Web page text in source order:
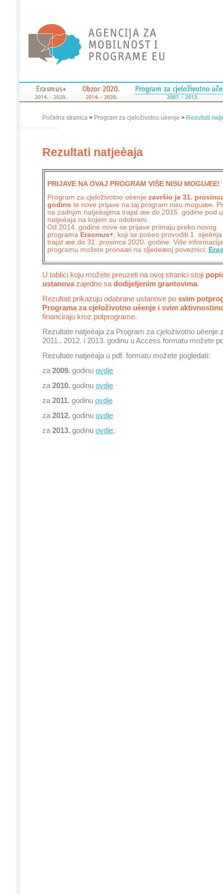
Početna stranica > Program za cjeloživotno uèenje > Rezultati
Rezultati natjeèaja
PRIJAVE NA OVAJ PROGRAM VIŠE NISU MOGUÆE!
Program za cjeloživotno uèenje završio je 31.
godine te nove prijave na taj program nisu moguæe.
na zadnjim natjeèajima trajat æe do 2015. godine pod
natjeèaja na kojem su odobreni.
Od 2014. godine nove se prijave primaju preko novog
programa Erasmus+, koji se poèeo provoditi 1.
trajat æe do 31. prosinca 2020. godine. Više
programu možete pronaæi na sljedeæoj poveznici:
U tablici koju možete preuzeti na ovoj stranici stoji
ustanovazajedno sa dodijeljenim grantovima.
Rezultati prikazuju odabrane ustanove po svim
Programa za cjeloživotno uèenje i svim
financiraju kroz potprograme.
Rezultate natjeèaja za Program za cjeloživotno uèenje
2011., 2012. i 2013. godinu u Access formatu možete
Rezultate natjeèaja u pdf. formatu možete pogledati:
za 2009. godinu ovdje
za 2010. godinu ovdje
za 2011. godinu ovdje
za 2012. godinu ovdje
za 2013. godinu ovdje.